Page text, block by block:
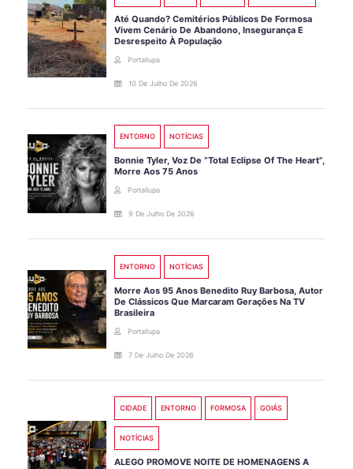
Até Quando? Cemitérios Públicos De Formosa
Vivem Cenário De Abandono, Insegurança E
Desrespeito À População
Portallupa
10 De Julho De 2026
ENTORNO NOTÍCIAS
Bonnie Tyler, Voz De “Total Eclipse Of The Heart”,
Morre Aos 75 Anos
Portallupa
9 De Julho De 2026
ENTORNO NOTÍCIAS
Morre Aos 95 Anos Benedito Ruy Barbosa, Autor
De Clássicos Que Marcaram Gerações Na TV
Brasileira
Portallupa
7 De Julho De 2026
CIDADE ENTORNO FORMOSA GOIÁS
NOTÍCIAS
ALEGO PROMOVE NOITE DE HOMENAGENS A